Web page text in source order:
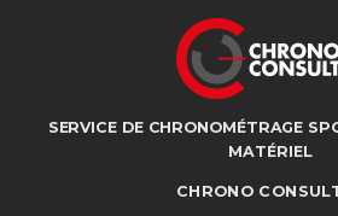
SERVICE DE CHRONOMÉTRAGE
MATÉRIEL
CHRONO